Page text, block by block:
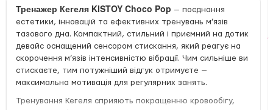
Тренажер Кегеля KISTOY Choco Pop — поєднання
естетики, інновацій та ефективних тренувань м’язів
тазового дна. Компактний, стильний і приємний на дотик
девайс оснащений сенсором стискання, який реагує на
скорочення м’язів інтенсивністю вібрації. Чим сильніше ви
стискаєте, тим потужніший відгук отримуєте —
максимальна мотивація для регулярних занять.
Тренування Кегеля сприяють покращенню кровообігу,